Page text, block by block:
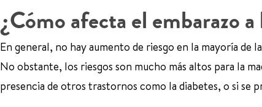
¿Cómo afecta el embarazo
En general, no hay aumento de riesgo en la mayoría
No obstante, los riesgos son mucho más altos para la
presencia de otros trastornos como la diabetes, o si